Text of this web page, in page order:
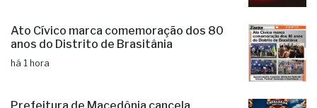
Ato Cívico marca comemoração dos 80
anos do Distrito de Brasitânia
há 1 hora